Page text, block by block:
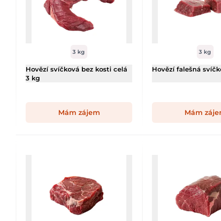
3 kg
Hovězí svíčková bez kosti celá
3 kg
Mám zájem
3 kg
Hovězí falešná
Mám